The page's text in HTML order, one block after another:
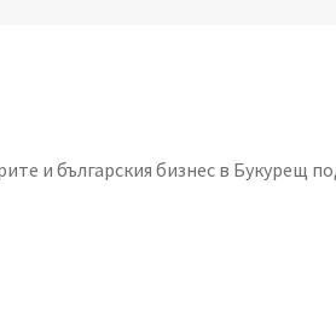
и българския бизнес в Букурещ